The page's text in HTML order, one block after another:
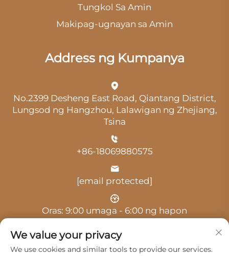
Tungkol Sa Amin
Makipag-ugnayan sa Amin
Address ng Kumpanya
No.2399 Desheng East Road, Qiantang District,
Lungsod ng Hangzhou, Lalawigan ng Zhejiang,
Tsina
+86-18069880575
[email protected]
Oras: 9:00 umaga - 6:00 ng hapon
We value your privacy
We use cookies and similar tools to provide our services.